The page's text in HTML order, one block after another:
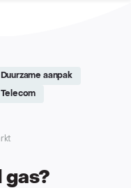
Duurzame aanpak
Telecom
gas?